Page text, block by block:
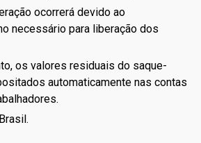
ocorrerá devido ao
necessário para liberação dos
os valores residuais do saque-
automaticamente nas contas